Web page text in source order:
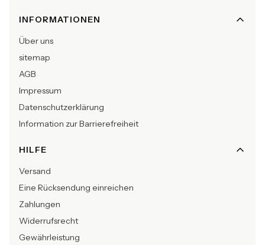
INFORMATIONEN
Über uns
sitemap
AGB
Impressum
Datenschutzerklärung
Information zur Barrierefreiheit
HILFE
Versand
Eine Rücksendung einreichen
Zahlungen
Widerrufsrecht
Gewährleistung